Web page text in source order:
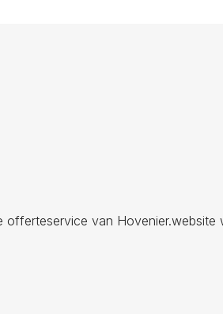
offerteservice van Hovenier.website